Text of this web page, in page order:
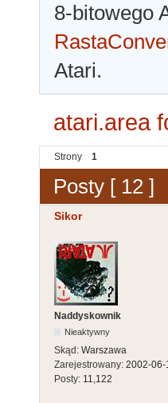
8-bitowego
Atari.
atari.area
Strony 1
Posty [ 12 ]
Sikor
Naddyskownik
Nieaktywny
Skąd: Warszawa
Zarejestrowany: 2002-06-
Posty: 11,122